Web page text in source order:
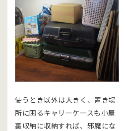
使うとき以外は大きく、置き場
所に困るキャリーケースも小屋
裏収納に収納すれば、邪魔にな